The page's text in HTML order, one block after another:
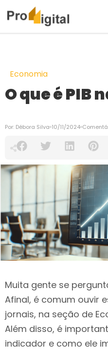
Economia
O que é PIB
Por: Débora Silva 10/11/2024
Muita gente se
Afinal, é comum ouvir
jornais, na seção de
Além disso, é
indicador e como ele